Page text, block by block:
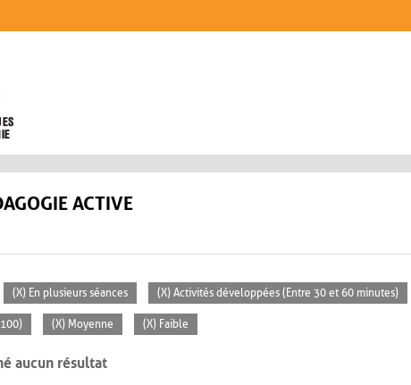
ACTIVE
(X) En plusieurs séances (X) Activités développées (Entre 30 et 60 minutes)
(X) Moyenne (X) Faible
aucun résultat